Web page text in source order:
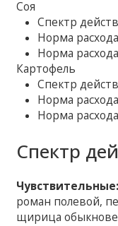
Соя
Спектр
Норма
Норма
Картофель
Спектр
Норма
Норма
Спектр
Чувствительные:
роман полевой,
щирица